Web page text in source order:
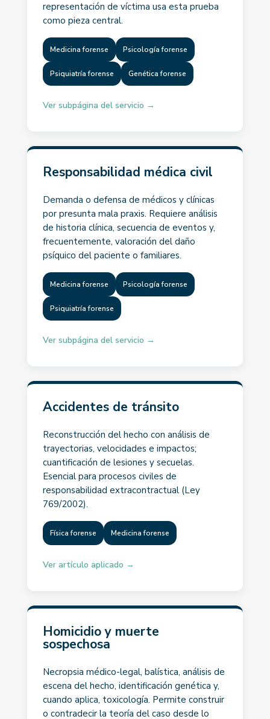
representación de víctima usa esta prueba
como pieza central.
Medicina forense Psicología forense
Psiquiatría forense Genética forense
Ver subpágina del servicio →
Responsabilidad médica civil
Demanda o defensa de médicos y clínicas
por presunta mala praxis. Requiere análisis
de historia clínica, secuencia de eventos y,
frecuentemente, valoración del daño
psíquico del paciente o familiares.
Medicina forense Psicología forense
Psiquiatría forense
Ver subpágina del servicio →
Accidentes de tránsito
Reconstrucción del hecho con análisis de
trayectorias, velocidades e impactos;
cuantificación de lesiones y secuelas.
Esencial para procesos civiles de
responsabilidad extracontractual (Ley
769/2002).
Física forense Medicina forense
Ver artículo aplicado →
Homicidio y muerte
sospechosa
Necropsia médico-legal, balística, análisis de
escena del hecho, identificación genética y,
cuando aplica, toxicología. Permite construir
o contradecir la teoría del caso desde lo